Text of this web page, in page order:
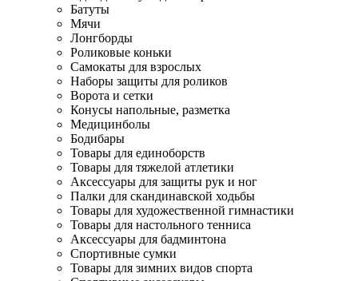
Батуты
Мячи
Лонгборды
Роликовые коньки
Самокаты для взрослых
Наборы защиты для роликов
Ворота и сетки
Конусы напольные, разметка
Медицинболы
Бодибары
Товары для единоборств
Товары для тяжелой атлетики
Аксессуары для защиты рук и ног
Палки для скандинавской ходьбы
Товары для художественной гимнастики
Товары для настольного тенниса
Аксессуары для бадминтона
Спортивные сумки
Товары для зимних видов спорта